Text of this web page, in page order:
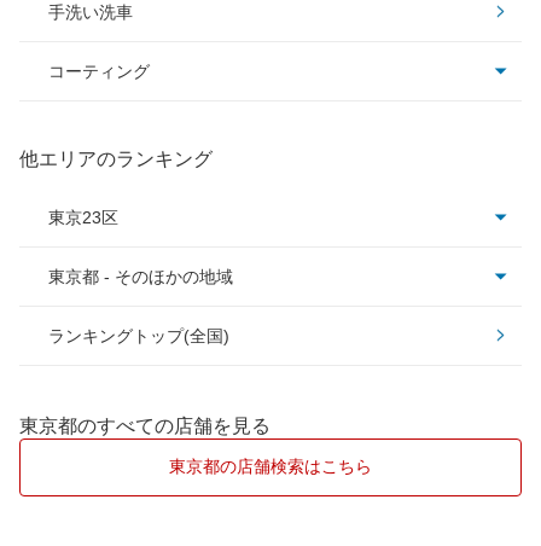
手洗い洗車
コーティング
Wダイヤモンドキーパー
他エリアのランキング
東京23区
足立区
板橋区
東京都 - そのほかの地域
小金井市
ランキングトップ(全国)
東京都のすべての店舗を見る
東京都の店舗検索はこちら